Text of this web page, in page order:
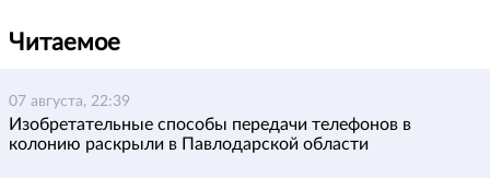
Читаемое
07 августа, 22:39
Изобретательные способы передачи телефонов в
колонию раскрыли в Павлодарской области